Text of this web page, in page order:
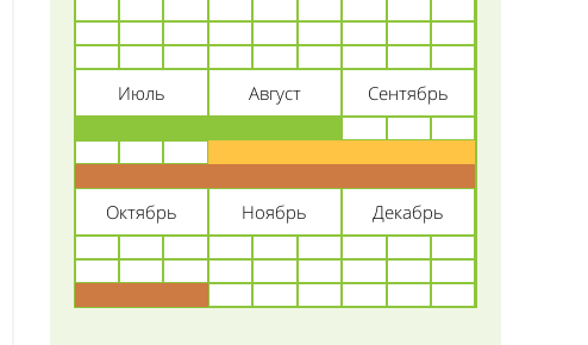
Июль Август Сентябрь
Октябрь Ноябрь Декабрь